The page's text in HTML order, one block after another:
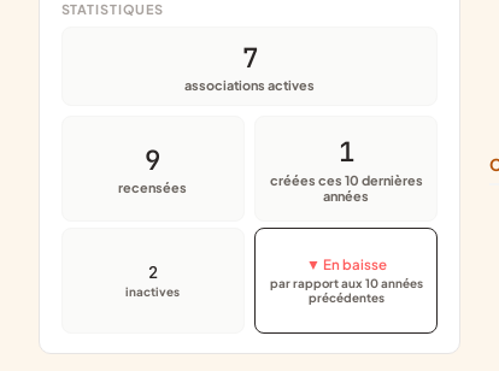
STATISTIQUES
7
associations actives
9
recensées
1
créées ces 10 dernières
années
2
inactives
▼ En baisse
par rapport aux 10 années
précédentes